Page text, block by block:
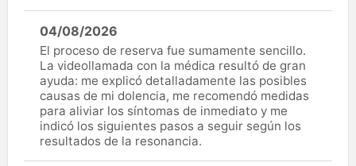
04/08/2026
El proceso de reserva fue sumamente sencillo.
La videollamada con la médica resultó de gran
ayuda: me explicó detalladamente las posibles
causas de mi dolencia, me recomendó medidas
para aliviar los síntomas de inmediato y me
indicó los siguientes pasos a seguir según los
resultados de la resonancia.